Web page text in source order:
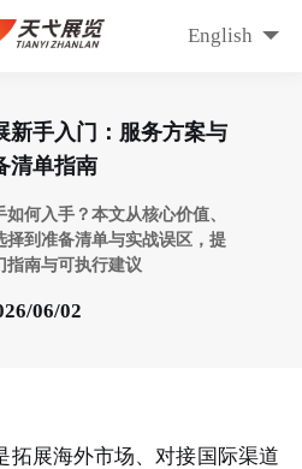
English
新手入门：服务方案与
清单指南
何入手？本文从核心价值、
择到准备清单与实战误区，提
指南与可执行建议
06/02
拓展海外市场、对接国际渠道